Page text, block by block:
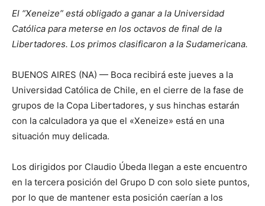
El “Xeneize” está obligado a ganar a la Universidad
Católica para meterse en los octavos de final de la
Libertadores. Los primos clasificaron a la Sudamericana.
BUENOS AIRES (NA) — Boca recibirá este jueves a la
Universidad Católica de Chile, en el cierre de la fase de
grupos de la Copa Libertadores, y sus hinchas estarán
con la calculadora ya que el «Xeneize» está en una
situación muy delicada.
Los dirigidos por Claudio Úbeda llegan a este encuentro
en la tercera posición del Grupo D con solo siete puntos,
por lo que de mantener esta posición caerían a los